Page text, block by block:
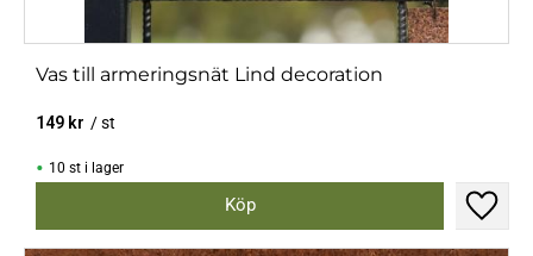
Vas till armeringsnät Lind decoration
149 kr /st
Lägg
10 st i lager